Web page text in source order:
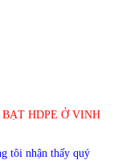
HDPE Ở VINH
tôi nhận thấy quý